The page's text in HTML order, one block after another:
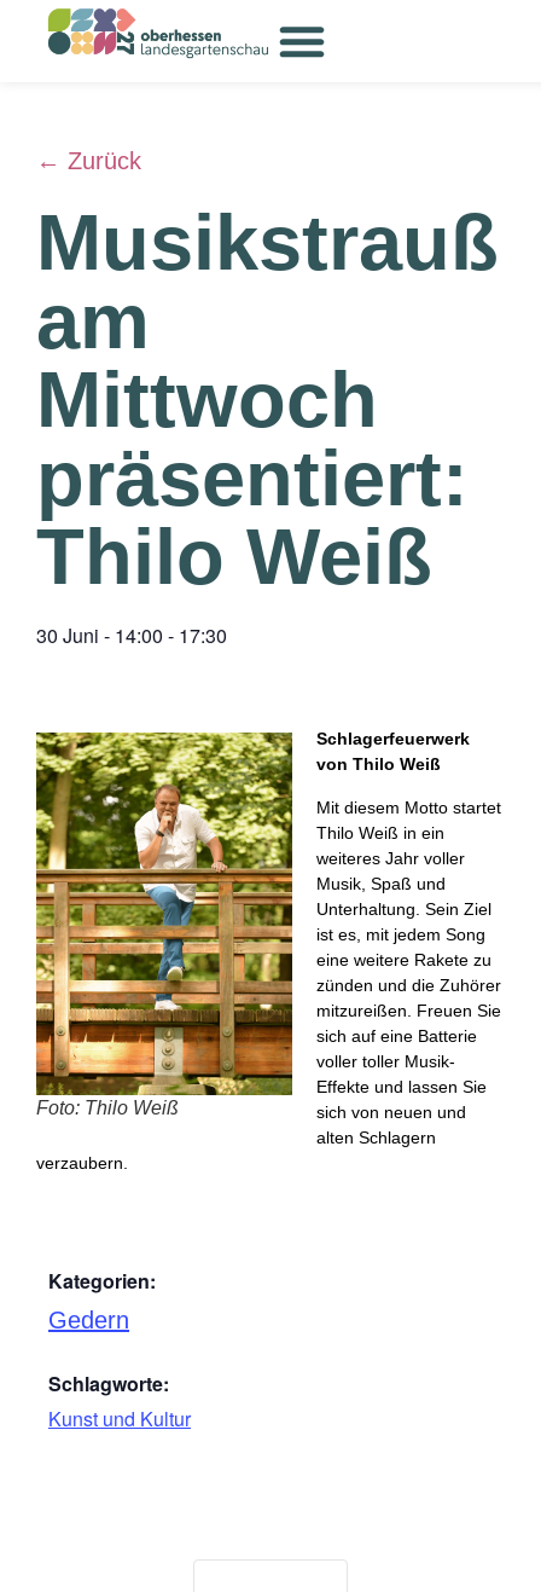
← Zurück
Musikstrauß
am
Mittwoch
präsentiert:
Thilo Weiß
30 Juni - 14:00 - 17:30
Foto: Thilo Weiß
Schlagerfeuerwerk
von Thilo Weiß
Mit diesem Motto startet
Thilo Weiß in ein
weiteres Jahr voller
Musik, Spaß und
Unterhaltung. Sein Ziel
ist es, mit jedem Song
eine weitere Rakete zu
zünden und die Zuhörer
mitzureißen. Freuen Sie
sich auf eine Batterie
voller toller Musik-
Effekte und lassen Sie
sich von neuen und
alten Schlagern
verzaubern.
Kategorien:
Gedern
Schlagworte:
Kunst und Kultur